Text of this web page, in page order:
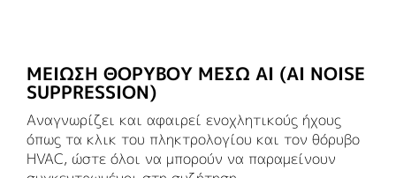
ΜΕΊΩΣΗ ΘΟΡΎΒΟΥ ΜΈΣΩ AI (AI NOISE
SUPPRESSION)
Αναγνωρίζει και αφαιρεί ενοχλητικούς ήχους
όπως τα κλικ του πληκτρολογίου και τον θόρυβο
HVAC, ώστε όλοι να μπορούν να παραμείνουν